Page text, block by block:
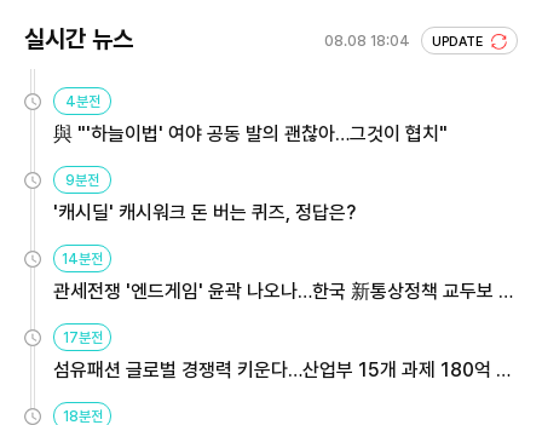
실시간 뉴스 08.08 18:04 UPDATE
4분전
與 "'하늘이법' 여야 공동 발의 괜찮아…그것이 협치"
9분전
'캐시딜' 캐시워크 돈 버는 퀴즈, 정답은?
14분전
관세전쟁 '엔드게임' 윤곽 나오나…한국 新통상정책 교두보 활
17분전
섬유패션 글로벌 경쟁력 키운다…산업부 15개 과제 180억 지
18분전